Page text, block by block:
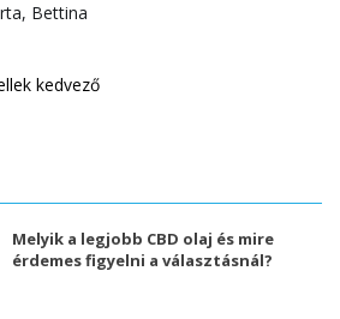
Bettina
Melyik a legjobb CBD olaj és mire
érdemes figyelni a választásnál?